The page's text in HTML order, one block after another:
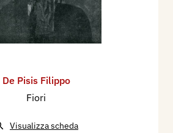
De Pisis Filippo
Fiori
Visualizza scheda